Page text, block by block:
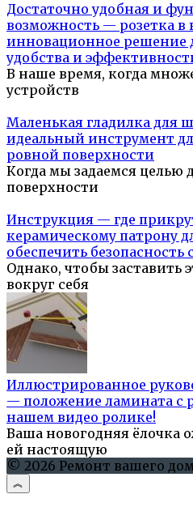
Достаточно удобная и
возможность — розетка
инновационное решение
удобства и
В наше время, когда
устройств
Маленькая гладилка для
идеальный инструмент
ровной поверхности
Когда мы задаемся целью
поверхности
Инструкция — где
керамическому патрону
обеспечить безопасность
Однако, чтобы заставить
вокруг себя
Иллюстрированное
— положение ламината с
нашем видео ролике!
Ваша новогодняя ёлочка
ей настоящую
© 2026 Ремонт вашего